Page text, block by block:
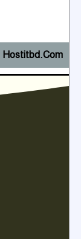
Hostitbd.Com